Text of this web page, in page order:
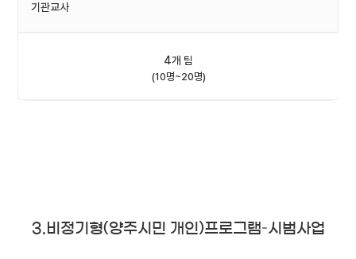
기관교사
4개 팀
(10명~20명)
3.비정기형(양주시민 개인)프로그램–시범사업